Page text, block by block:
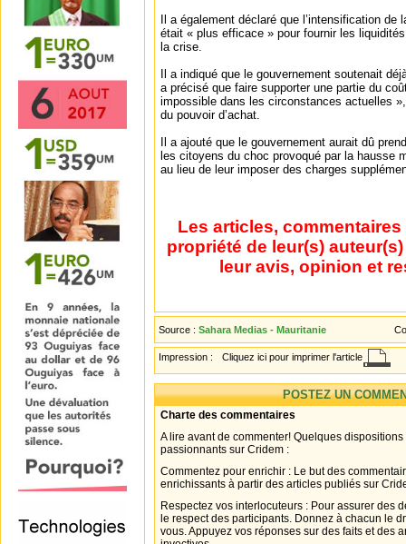
Il a également déclaré que l’intensification
était « plus efficace » pour fournir les
la crise.
Il a indiqué que le gouvernement soutenait
a précisé que faire supporter une partie du
impossible dans les circonstances actuelles
du pouvoir d’achat.
Il a ajouté que le gouvernement aurait dû
les citoyens du choc provoqué par la hausse
au lieu de leur imposer des charges
Les articles,
propriété de leur(s)
leur avis, opinion et
Source : Sahara Medias - Mauritanie
Impression : Cliquez ici pour imprimer l'article
POSTEZ UN
Charte des commentaires
A lire avant de commenter! Quelques
passionnants sur Cridem :
Commentez pour enrichir : Le but des
enrichissants à partir des articles publiés sur
Respectez vos interlocuteurs : Pour assurer des
le respect des participants. Donnez à chacun le
vous. Appuyez vos réponses sur des faits et des